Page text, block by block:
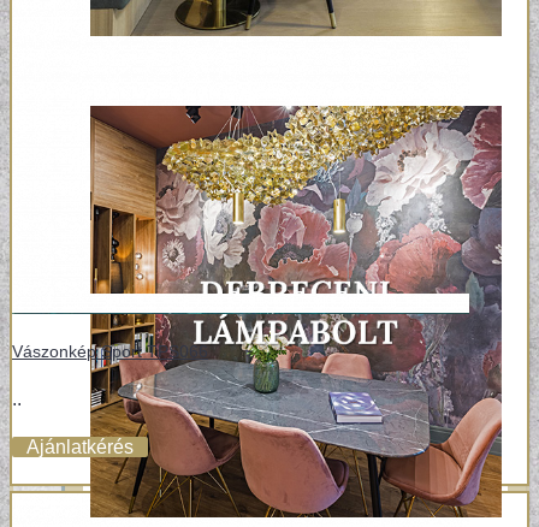
Vászonkép Sport TPS066
..
Ajánlatkérés